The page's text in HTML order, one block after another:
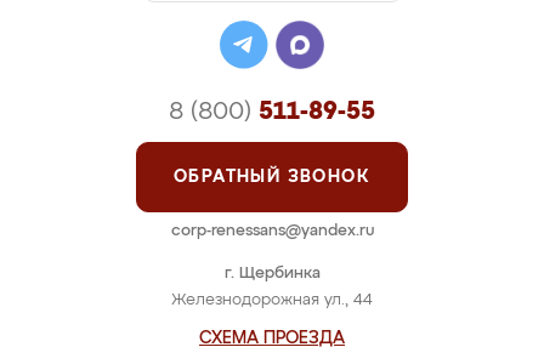
г. Щербинка
Железнодорожная ул., 44
СХЕМА ПРОЕЗДА
8 (800) 511-89-55
ОБРАТНЫЙ ЗВОНОК
corp-renessans@yandex.ru